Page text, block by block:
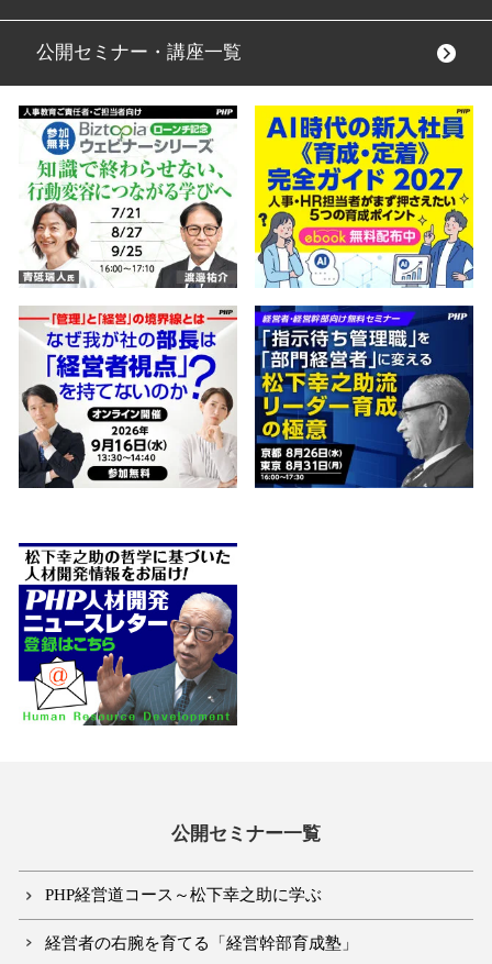
公開セミナー・講座一覧
公開セミナー一覧
PHP経営道コース～松下幸之助に学ぶ
経営者の右腕を育てる「経営幹部育成塾」